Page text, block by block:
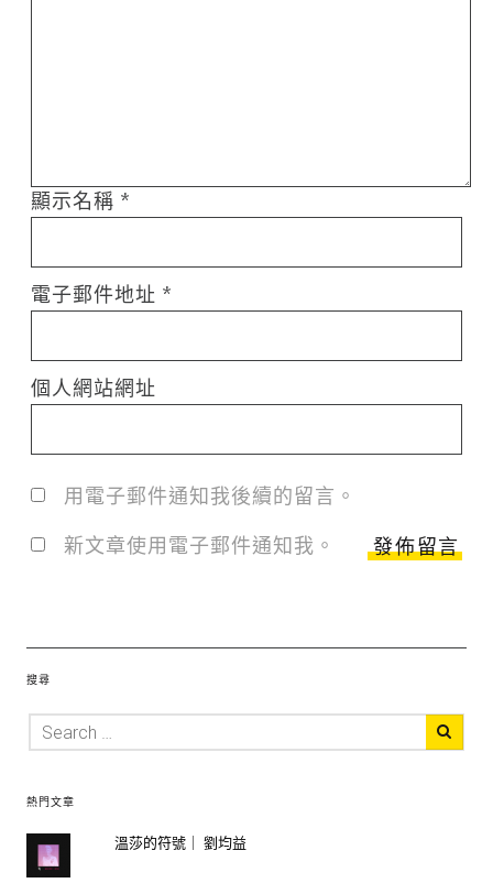
顯示名稱 *
電子郵件地址 *
個人網站網址
用電子郵件通知我後續的留言。
新文章使用電子郵件通知我。
搜尋
熱門文章
溫莎的符號｜ 劉均益